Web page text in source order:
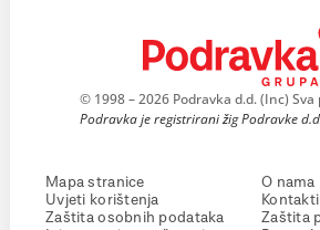
© 1998 – 2026 Podravka d.d. (Inc)
Podravka je registrirani žig Podravke
Mapa stranice
Uvjeti korištenja
Zaštita osobnih podataka
O nama
Zaštita